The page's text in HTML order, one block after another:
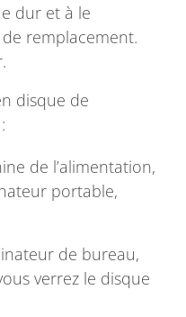
dur et à le
remplacement.
disque de
de l’alimentation,
portable,
de bureau,
verrez le disque